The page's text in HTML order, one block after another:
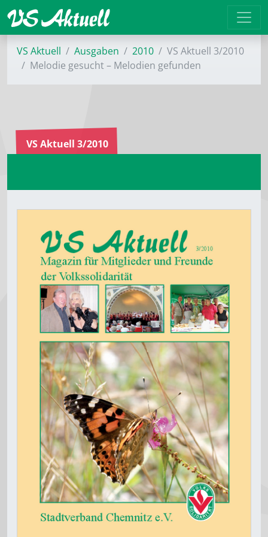
VS Aktuell Ausgaben 2010
VS Aktuell 3/2010
Melodie gesucht – Melodien gefunden
VS Aktuell 3/2010